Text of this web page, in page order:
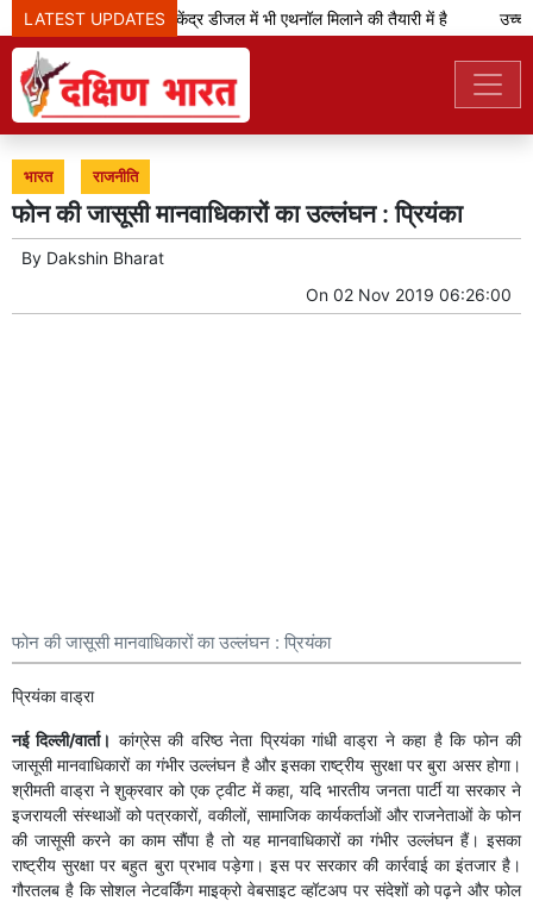
LATEST UPDATES
केजरीवाल का दावा- केंद्र डीजल में भी एथनॉल मिलाने की तैयारी में है उच्च
भारत राजनीति
फोन की जासूसी मानवाधिकारों का उल्लंघन : प्रियंका
By Dakshin Bharat
On 02 Nov 2019 06:26:00
फोन की जासूसी मानवाधिकारों का उल्लंघन : प्रियंका
प्रियंका वाड्रा
नई दिल्ली/वार्ता। कांग्रेस की वरिष्ठ नेता प्रियंका गांधी वाड्रा ने कहा है कि फोन की
जासूसी मानवाधिकारों का गंभीर उल्लंघन है और इसका राष्ट्रीय सुरक्षा पर बुरा असर होगा।
श्रीमती वाड्रा ने शुक्रवार को एक ट्वीट में कहा, यदि भारतीय जनता पार्टी या सरकार ने
इजरायली संस्थाओं को पत्रकारों, वकीलों, सामाजिक कार्यकर्ताओं और राजनेताओं के फोन
की जासूसी करने का काम सौंपा है तो यह मानवाधिकारों का गंभीर उल्लंघन हैं। इसका
राष्ट्रीय सुरक्षा पर बहुत बुरा प्रभाव पड़ेगा। इस पर सरकार की कार्रवाई का इंतजार है।
गौरतलब है कि सोशल नेटवर्किंग माइक्रो वेबसाइट व्हॉटअप पर संदेशों को पढ़ने और फोल